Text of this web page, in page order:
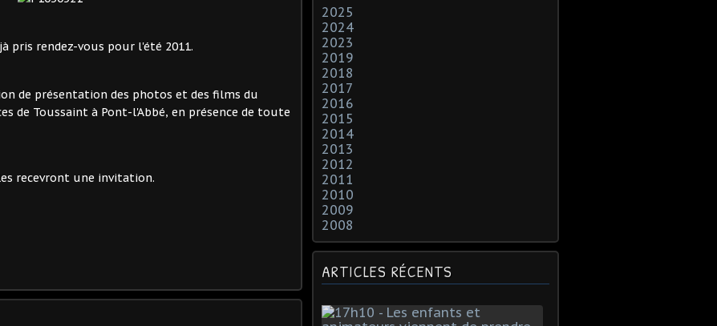
pris rendez-vous pour l'été 2011.
de présentation des photos et des films du
de Toussaint à Pont-l'Abbé, en présence de toute
recevront une invitation.
2025
2024
2023
2019
2018
2017
2016
2015
2014
2013
2012
2011
2010
2009
2008
ARTICLES RÉCENTS